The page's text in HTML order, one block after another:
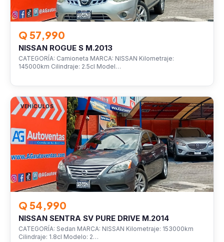
Q 57,990
NISSAN ROGUE S M.2013
CATEGORÍA: Camioneta MARCA: NISSAN Kilometraje:
145000km Cilindraje: 2.5cl Model…
VEHÍCULOS
Q 54,990
NISSAN SENTRA SV PURE DRIVE M.2014
CATEGORÍA: Sedan MARCA: NISSAN Kilometraje: 153000km
Cilindraje: 1.8cl Modelo: 2…